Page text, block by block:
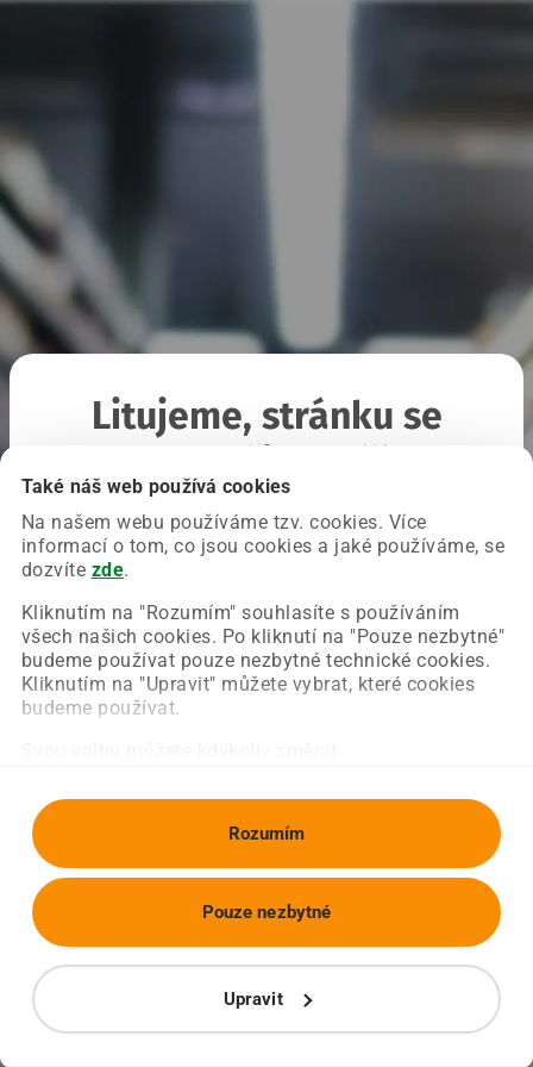
Také náš web používá cookies
Na našem webu používáme tzv. cookies. Více
informací o tom, co jsou cookies a jaké používáme, se
dozvíte zde.
Kliknutím na "Rozumím" souhlasíte s používáním
všech našich cookies. Po kliknutí na "Pouze nezbytné"
budeme používat pouze nezbytné technické cookies.
Kliknutím na "Upravit" můžete vybrat, které cookies
budeme používat.
Rozumím
Upravit
Pouze nezbytné
Litujeme, stránku se
Chyba nastala na naší straně a už ji opravujeme.
Zkuste prosím znovu načíst požadovanou stránku.
Obnovit stránku Úvodní strana